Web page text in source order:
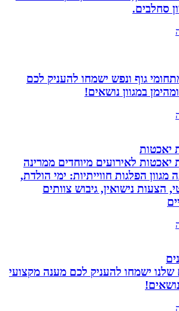
סחלבים.
גוף ונפש ישמחו להעניק לכם
במגוון נושאים!
לאירועים מיוחדים ממרינה
הפלגות חווייתיות: ימי הולדת,
הצעות נישואין, גיבוש צוותים
ישמחו להעניק לכם מענה מקצועי